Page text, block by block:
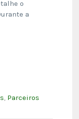
o
a
, Parceiros